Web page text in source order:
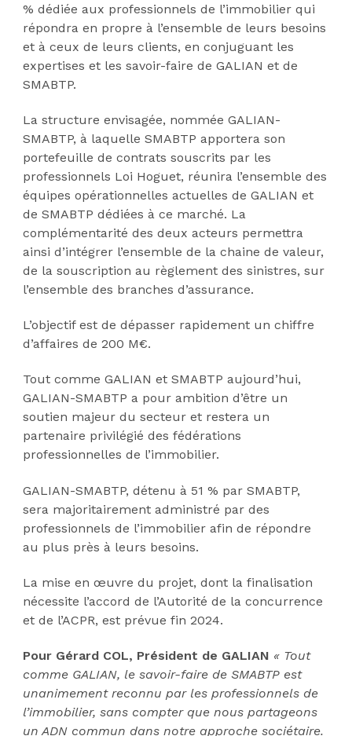
% dédiée aux professionnels de l’immobilier qui
répondra en propre à l’ensemble de leurs besoins
et à ceux de leurs clients, en conjuguant les
expertises et les savoir-faire de GALIAN et de
SMABTP.
La structure envisagée, nommée GALIAN-
SMABTP, à laquelle SMABTP apportera son
portefeuille de contrats souscrits par les
professionnels Loi Hoguet, réunira l’ensemble des
équipes opérationnelles actuelles de GALIAN et
de SMABTP dédiées à ce marché. La
complémentarité des deux acteurs permettra
ainsi d’intégrer l’ensemble de la chaine de valeur,
de la souscription au règlement des sinistres, sur
l’ensemble des branches d’assurance.
L’objectif est de dépasser rapidement un chiffre
d’affaires de 200 M€.
Tout comme GALIAN et SMABTP aujourd’hui,
GALIAN-SMABTP a pour ambition d’être un
soutien majeur du secteur et restera un
partenaire privilégié des fédérations
professionnelles de l’immobilier.
GALIAN-SMABTP, détenu à 51 % par SMABTP,
sera majoritairement administré par des
professionnels de l’immobilier afin de répondre
au plus près à leurs besoins.
La mise en œuvre du projet, dont la finalisation
nécessite l’accord de l’Autorité de la concurrence
et de l’ACPR, est prévue fin 2024.
Pour Gérard COL, Président de GALIAN « Tout
comme GALIAN, le savoir-faire de SMABTP est
unanimement reconnu par les professionnels de
l’immobilier, sans compter que nous partageons
un ADN commun dans notre approche sociétaire.